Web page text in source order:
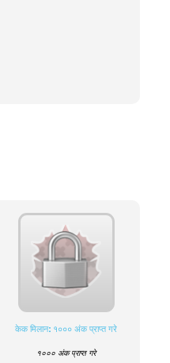
केक मिलान: १००० अंक प्राप्त गरे
१००० अंक प्राप्त गरे